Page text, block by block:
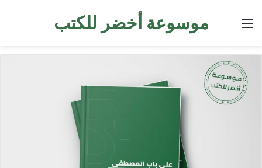
موسوعة أخضر للكتب القائمة